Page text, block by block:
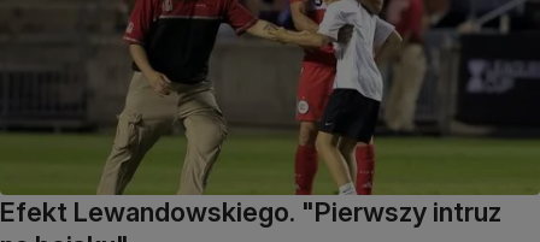
Efekt Lewandowskiego. "Pierwszy intruz